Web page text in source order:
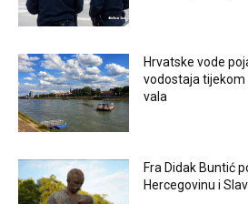
Hrvatske vode
vodostaja
vala
Fra Didak Buntić
Hercegovinu i